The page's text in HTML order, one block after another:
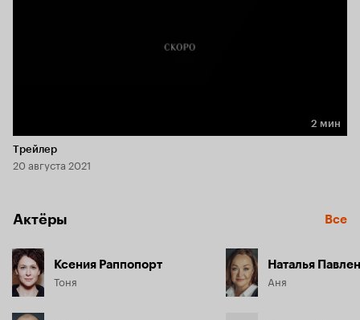
Длительность 2 мин
2 мин
Трейлер
20 августа 2021
Актёры Все
Ксения Раппопорт
Тоня
Наталья
Аня